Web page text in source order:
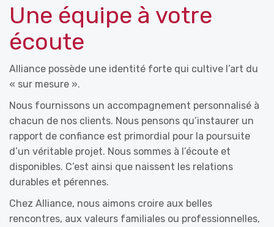
Une équipe à votre
écoute
Alliance possède une identité forte qui cultive l’art du
« sur mesure ».
Nous fournissons un accompagnement personnalisé à
chacun de nos clients. Nous pensons qu’instaurer un
rapport de confiance est primordial pour la poursuite
d’un véritable projet. Nous sommes à l’écoute et
disponibles. C’est ainsi que naissent les relations
durables et pérennes.
Chez Alliance, nous aimons croire aux belles
rencontres, aux valeurs familiales ou professionnelles,